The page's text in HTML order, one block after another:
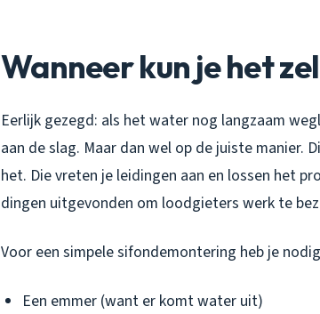
Wanneer kun je het
Eerlijk gezegd: als het water nog langzaam
aan de slag. Maar dan wel op de juiste manier.
het. Die vreten je leidingen aan en lossen het
dingen uitgevonden om loodgieters werk te
Voor een simpele sifondemontering heb je
Een emmer (want er komt water uit)